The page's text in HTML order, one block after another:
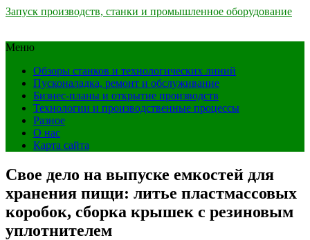
Запуск производств, станки и промышленное оборудование
Меню
Обзоры станков и технологических линий
Пусконаладка, ремонт и обслуживание
Бизнес-планы и открытие производств
Технологии и производственные процессы
Разное
О нас
Карта сайта
Свое дело на выпуске емкостей для
хранения пищи: литье пластмассовых
коробок, сборка крышек с резиновым
уплотнителем